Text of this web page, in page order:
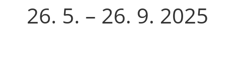
26. 5. – 26. 9. 2025